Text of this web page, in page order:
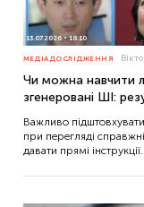
13.07.2026 18:10
МЕДІАДОСЛІДЖЕННЯ
Чи можна навчити
згенеровані ШІ:
Важливо
при перегляді
давати прямі інструкції.